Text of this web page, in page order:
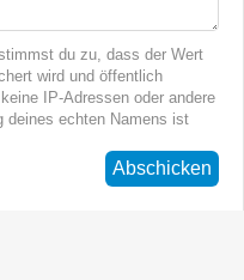
du zu, dass der Wert
wird und öffentlich
IP-Adressen oder andere
deines echten Namens ist
Abschicken